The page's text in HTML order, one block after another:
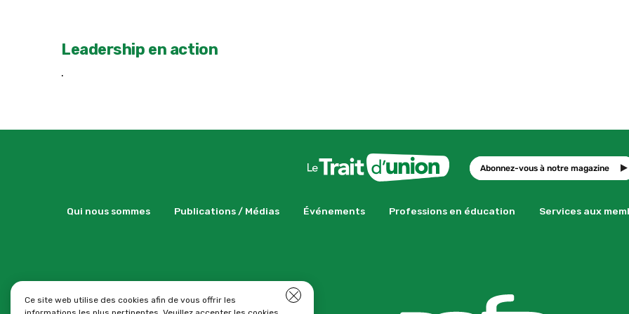
Leadership en action
.
Abonnez-vous à notre magazine
Qui nous sommes Publications / Médias Événements Professions en éducation Services aux
Ce site web utilise des cookies afin de vous offrir les
Close GDPR Cookie Banner